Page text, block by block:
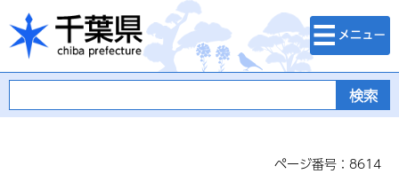
千葉県
検索・メニュ
ー
ページ番号：8614